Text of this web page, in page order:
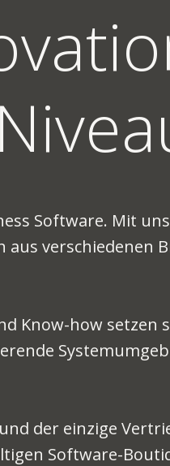
Software. Mit
verschiedenen
Know-how setzen
der einzige
Software-